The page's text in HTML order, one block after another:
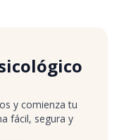
y comienza tu
fácil, segura y